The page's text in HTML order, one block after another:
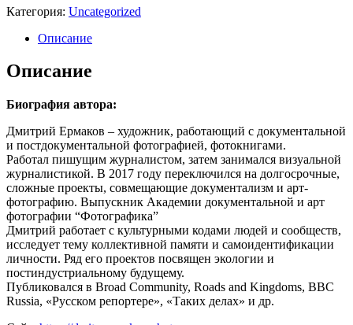
Категория: Uncategorized
Описание
Описание
Биография автора:
Дмитрий Ермаков – художник, работающий с документальной
и постдокументальной фотографией, фотокнигами.
Работал пишущим журналистом, затем занимался визуальной
журналистикой. В 2017 году переключился на долгосрочные,
сложные проекты, совмещающие документализм и арт-
фотографию. Выпускник Академии документальной и арт
фотографии “Фотографика”
Дмитрий работает с культурными кодами людей и сообществ,
исследует тему коллективной памяти и самоидентификации
личности. Ряд его проектов посвящен экологии и
постиндустриальному будущему.
Публиковался в Broad Community, Roads and Kingdoms, BBC
Russia, «Русском репортере», «Таких делах» и др.